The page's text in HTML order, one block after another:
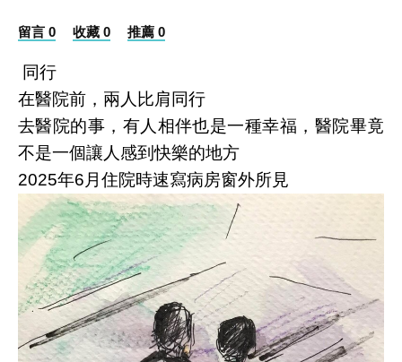
留言 0 收藏 0 推薦 0
同行
在醫院前，兩人比肩同行
去醫院的事，有人相伴也是一種幸福，醫院畢竟
不是一個讓人感到快樂的地方
2025年6月住院時速寫病房窗外所見